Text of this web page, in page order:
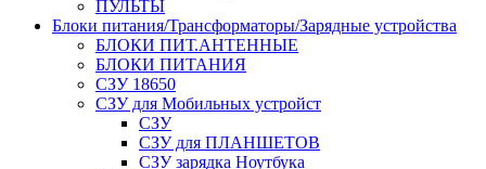
ПУЛЬТЫ
Блоки питания/Трансформаторы/Зарядные устройства
БЛОКИ ПИТ.АНТЕННЫЕ
БЛОКИ ПИТАНИЯ
СЗУ 18650
СЗУ для Мобильных устройст
СЗУ
СЗУ для ПЛАНШЕТОВ
СЗУ зарядка Ноутбука